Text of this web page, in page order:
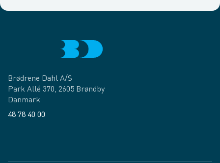
Brødrene Dahl A/S
Park Allé 370, 2605 Brøndby
Danmark
48 78 40 00